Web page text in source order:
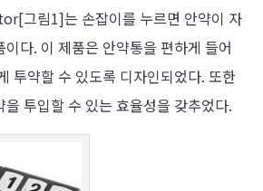
그림1]는 손잡이를 누르면 안약이 자
다. 이 제품은 안약통을 편하게 들어
투약할 수 있도록 디자인되었다. 또한
투입할 수 있는 효율성을 갖추었다.